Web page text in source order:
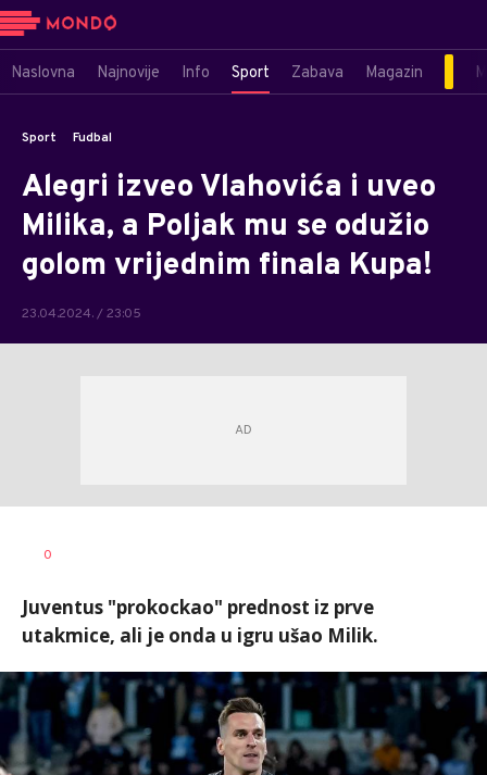
Naslovna Najnovije Info Sport Zabava Magazin
Sport Fudbal
Alegri izveo Vlahovića i uveo
Milika, a Poljak mu se odužio
golom vrijednim finala Kupa!
23.04.2024. / 23:05
AUTOR
0
Juventus "prokockao" prednost iz prve
utakmice, ali je onda u igru ušao Milik.